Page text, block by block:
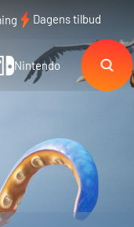
Dagens tilbud
Nintendo